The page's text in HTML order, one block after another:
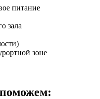
питание
зала
зоне